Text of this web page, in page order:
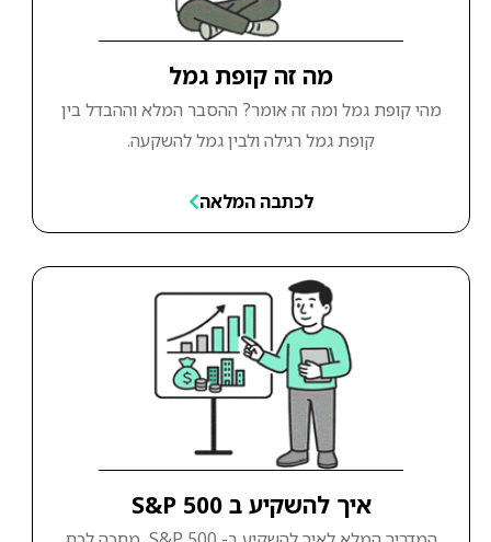
מה זה קופת גמל
מהי קופת גמל ומה זה אומר? ההסבר המלא וההבדל בין
קופת גמל רגילה ולבין גמל להשקעה.
לכתבה המלאה
איך להשקיע ב S&P 500